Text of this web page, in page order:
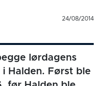
24/08/2014
lørdagens
i Halden. Først ble